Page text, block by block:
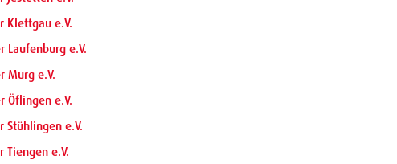
Klettgau e.V.
Laufenburg e.V.
Murg e.V.
Öflingen e.V.
Stühlingen e.V.
Tiengen e.V.